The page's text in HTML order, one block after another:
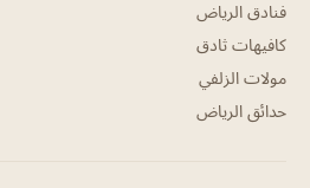
فنادق الرياض
كافيهات ثادق
مولات الزلفي
حدائق الرياض